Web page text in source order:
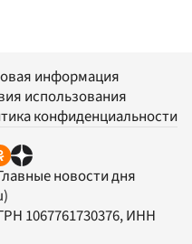
информация
использования
конфиденциальности
новости дня
1067761730376, ИНН